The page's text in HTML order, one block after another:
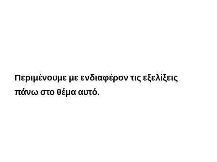
Περιμένουμε με ενδιαφέρον τις εξελίξεις
πάνω στο θέμα αυτό.